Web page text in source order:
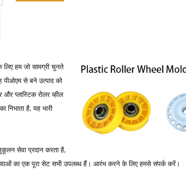
लिए हम जो सामग्री चुनते
पीओएम से बने उत्पाद को
प्लास्टिक रोलर व्हील
निभाता है, यह भारी
सेवा प्रदान करता है,
का एक पूरा सेट सभी उपलब्ध हैं। आरंभ करने के लिए हमसे संपर्क करें।